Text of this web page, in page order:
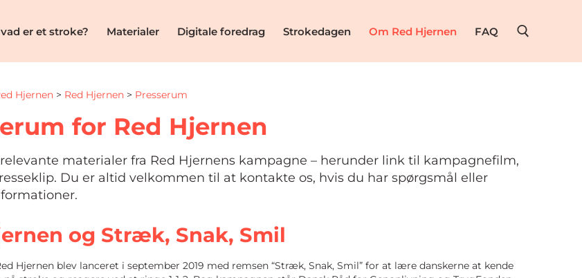
er et stroke? Materialer Digitale foredrag Strokedagen Om Red Hjernen FAQ
Hjernen > Red Hjernen > Presserum
for Red Hjernen
materialer fra Red Hjernens kampagne – herunder link til kampagnefilm,
Du er altid velkommen til at kontakte os, hvis du har spørgsmål eller
og Stræk, Snak, Smil
Hjernen blev lanceret i september 2019 med remsen “Stræk, Snak, Smil” for at lære danskerne at kende